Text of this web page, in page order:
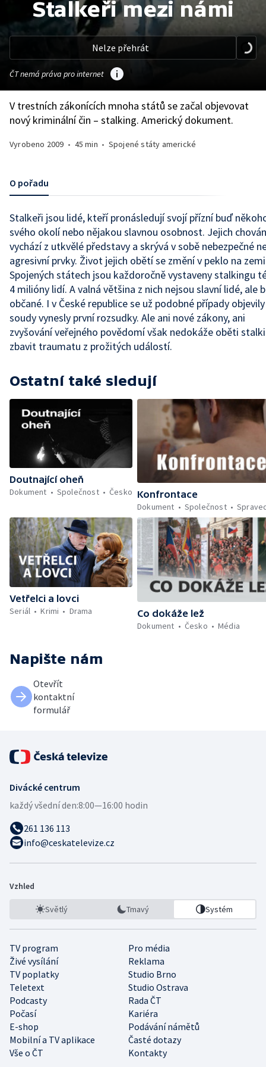
Stalkeři mezi námi
Nelze přehrát
ČT nemá práva pro internet
V trestních zákonících mnoha států se začal objevovat
nový kriminální čin – stalking. Americký dokument.
Vyrobeno 2009 • 45 min • Spojené státy americké
O pořadu
Stalkeři jsou lidé, kteří pronásledují svojí přízní buď
svého okolí nebo nějakou slavnou osobnost. Jejich
vychází z utkvělé představy a skrývá v sobě nebezpečné
agresivní prvky. Život jejich obětí se změní v peklo na
Spojených státech jsou každoročně vystaveny stalkingu
4 milióny lidí. A valná většina z nich nejsou slavní lidé, ale
občané. I v České republice se už podobné případy
soudy vynesly první rozsudky. Ale ani nové zákony, ani
zvyšování veřejného povědomí však nedokáže oběti
zbavit traumatu z prožitých událostí.
Ostatní také sledují
Doutnající oheň
Dokument
Společnost Česko Konfrontace
Dokument
Společnost
Vetřelci a lovci
Seriál
Krimi Drama
Co dokáže lež
Dokument
Česko Média
Napište nám
Otevřít
kontaktní
formulář
Divácké centrum
každý všední den:8:00—16:00 hodin
261 136 113
info@ceskatelevize.cz
Vzhled
Světlý Tmavý Systém
TV program
Pro média
Živé vysílání
Reklama
TV poplatky
Studio Brno
Teletext
Studio Ostrava
Podcasty
Rada ČT
Počasí
Kariéra
E-shop
Podávání námětů
Mobilní a TV aplikace
Časté dotazy
Vše o ČT
Kontakty